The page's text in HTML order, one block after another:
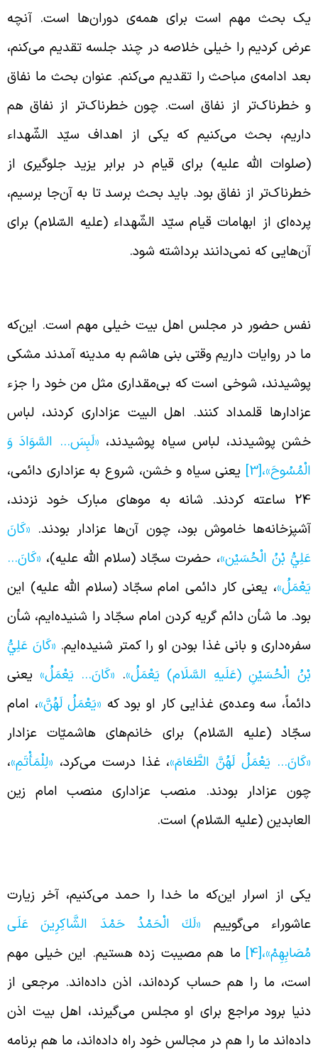
بحث مهم است برای همه‌ی دوران‌ها است. آنچه
کردیم را خیلی خلاصه در چند جلسه تقدیم می‌کنم،
ادامه‌ی مباحث را تقدیم می‌کنم. عنوان بحث ما نفاق
خطرناک‌تر از نفاق است. چون خطرناک‌تر از نفاق هم
بحث می‌کنیم که یکی از اهداف سیّد الشّهداء
الله علیه) برای قیام در برابر یزید جلوگیری از
از نفاق بود. باید بحث برسد تا به آن‌جا برسیم،
از ابهامات قیام سیّد الشّهداء (علیه السّلام) برای
که نمی‌دانند برداشته شود.
حضور در مجلس اهل بیت خیلی مهم است. این‌که
در روایات داریم وقتی بنی هاشم به مدینه آمدند مشکی
شوخی است که بی‌مقداری مثل من خود را جزء
قلمداد کنند. اهل البیت عزاداری کردند، لباس
پوشیدند، لباس سیاه پوشیدند،«لَبِسَ… السَّوَادَ وَ
[3]
یعنی سیاه و خشن، شروع به عزاداری دائمی،
24 ساعته کردند. شانه به موهای مبارک خود نزدند،
خاموش بود، چون آن‌ها عزادار بودند.«كَانَ
بْنُ الْحُسَيْن‏»، حضرت سجّاد (سلام الله علیه)،«كَانَ…
، یعنی کار دائمی امام سجّاد (سلام الله علیه) این
ما شأن دائم گریه کردن امام سجّاد را شنیده‌ایم، شأن
و بانی غذا بودن او را کمتر شنیده‌ایم.«كَانَ عَلِيُّ
الْحُسَيْنِ (عَلَیهِ السَّلَام) يَعْمَلُ».«كَانَ… يَعْمَلُ»یعنی
سه وعده‌ی غذایی کار او بود که«يَعْمَلُ لَهُنَّ»، امام
(علیه السّلام) برای خانم‌های هاشمیّات عزادار
يَعْمَلُ لَهُنَّ الطَّعَامَ»، غذا درست می‌کرد،«لِلْمَأْتَمِ»،
عزادار بودند. منصب عزاداری منصب امام زین
(علیه السّلام) است.
از اسرار این‌که ما خدا را حمد می‌کنیم، آخر زیارت
می‌گوییم
«لَكَ الْحَمْدُ حَمْدَ الشَّاكِرِينَ عَلَى
[4]
ما هم مصیبت زده هستیم. این خیلی مهم
ما را هم حساب کرده‌اند، اذن داده‌اند. مرجعی از
برود مراجع برای او مجلس می‌گیرند، اهل بیت اذن
ما را هم در مجالس خود راه داده‌اند، ما هم برنامه